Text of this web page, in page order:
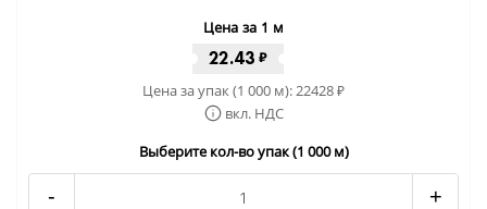
Цена за 1 м
22.43 ₽
Цена за упак (1 000 м):22428₽
вкл. НДС
Выберите кол-во упак (1 000 м)
- +